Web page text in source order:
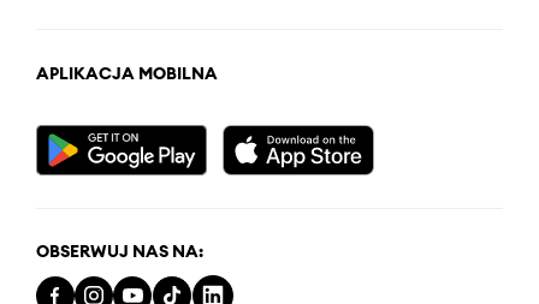
APLIKACJA MOBILNA
OBSERWUJ NAS NA: